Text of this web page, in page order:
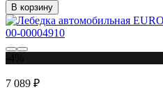
В корзину
7 089 ₽